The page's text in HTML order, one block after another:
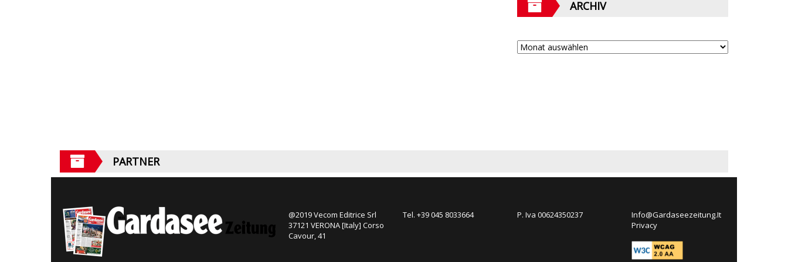
ARCHIV
PARTNER
@2019 Vecom Editrice Srl
37121 VERONA [Italy] Corso
Cavour, 41
Tel. +39 045 8033664 P. Iva 00624350237
Info@Gardaseezeitung.It
Privacy